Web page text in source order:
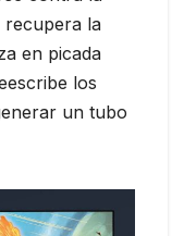
recupera la
en picada
los
un tubo